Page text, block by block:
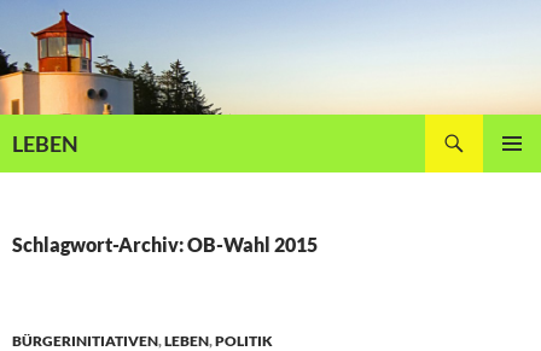
Inhalt
springen
LEBEN
Schlagwort-Archiv: OB-Wahl 2015
BÜRGERINITIATIVEN,LEBEN,POLITIK